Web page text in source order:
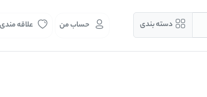
دسته بندی حساب من علاقه